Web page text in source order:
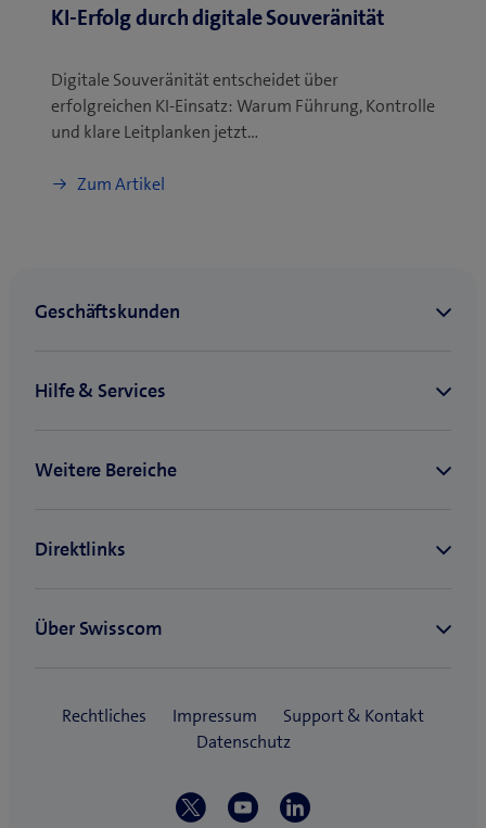
KI-Erfolg durch digitale Souveränität
Digitale Souveränität entscheidet über
erfolgreichen KI-Einsatz: Warum Führung, Kontrolle
und klare Leitplanken jetzt…
Zum Artikel